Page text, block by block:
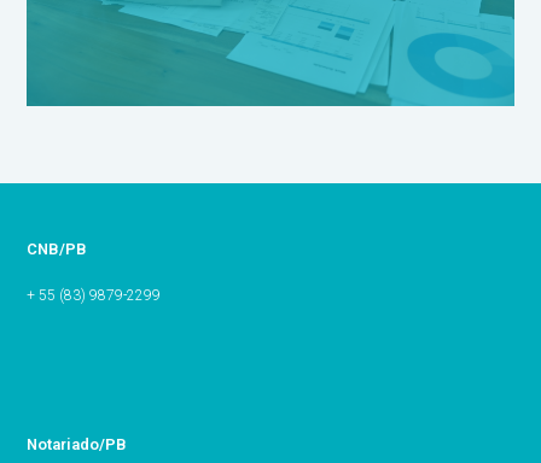
CNB/PB
+ 55 (83) 9879-2299
Notariado/PB